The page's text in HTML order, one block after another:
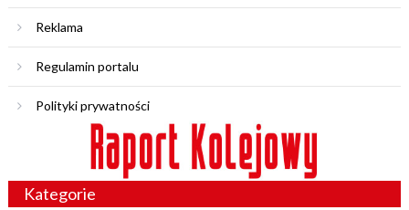
Reklama
Regulamin portalu
Polityki prywatności
Kategorie